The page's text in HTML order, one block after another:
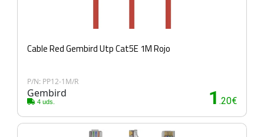
Cable Red Gembird Utp Cat5E 1M Rojo
P/N: PP12-1M/R
Gembird
4 uds. 1 .20€